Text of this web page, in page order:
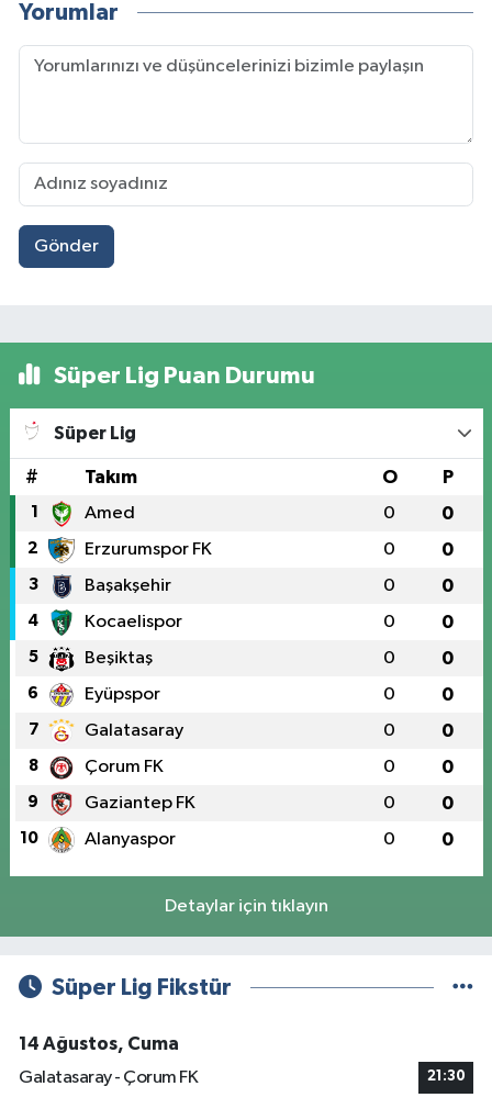
Yorumlar
Gönder
Süper Lig Puan Durumu
Süper Lig
# Takım O P
1 Amed 0 0
2 Erzurumspor FK 0 0
3 Başakşehir 0 0
4 Kocaelispor 0 0
5 Beşiktaş 0 0
6 Eyüpspor 0 0
7 Galatasaray 0 0
8 Çorum FK 0 0
9 Gaziantep FK 0 0
10 Alanyaspor 0 0
Detaylar için tıklayın
Süper Lig Fikstür
14 Ağustos, Cuma
Galatasaray - Çorum FK
21:30